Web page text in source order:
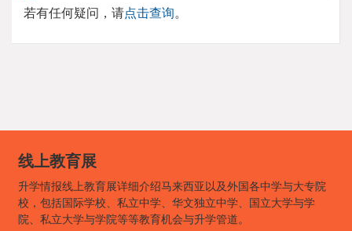
若有任何疑问，请点击查询。
线上教育展
升学情报线上教育展详细介绍马来西亚以及外国各中学与大专院
校，包括国际学校、私立中学、华文独立中学、国立大学与学
院、私立大学与学院等等教育机会与升学管道。